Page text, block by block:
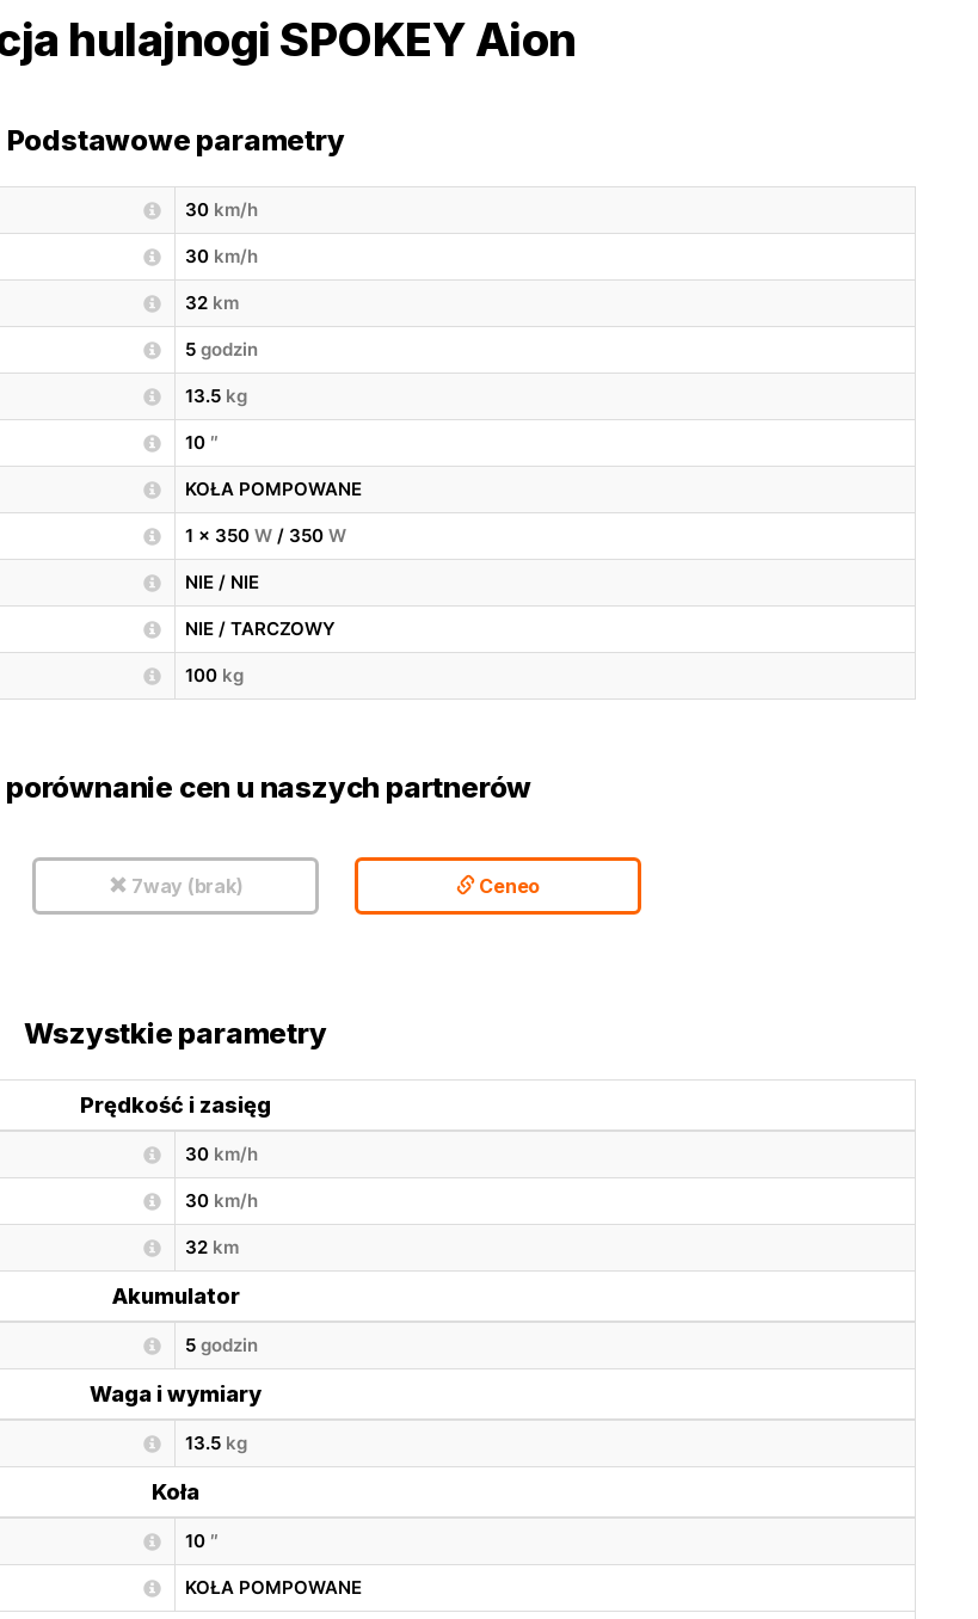
hulajnogi SPOKEY Aion
Podstawowe parametry
30 km/h
30 km/h
32 km
5 godzin
13.5 kg
10 ″
KOŁA POMPOWANE
1 x 350 W / 350 W
NIE / NIE
NIE / TARCZOWY
100 kg
porównanie cen u naszych partnerów
7way (brak) Ceneo
Wszystkie parametry
Prędkość i zasięg
30 km/h
30 km/h
32 km
Akumulator
5 godzin
Waga i wymiary
13.5 kg
Koła
10 ″
KOŁA POMPOWANE